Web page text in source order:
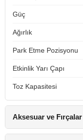
Güç
Ağırlık
Park Etme Pozisyonu
Etkinlik Yarı Çapı
Toz Kapasitesi
Aksesuar ve Fırçalar